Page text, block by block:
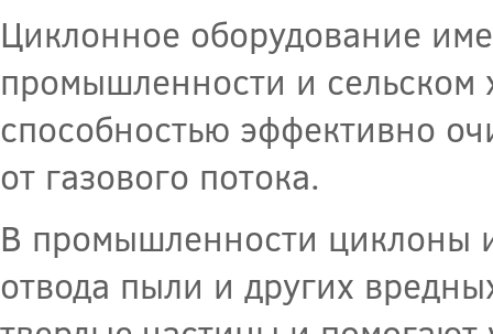
Циклонное оборудование
промышленности и сельском
способностью эффективно
от газового потока.
В промышленности циклоны
отвода пыли и других